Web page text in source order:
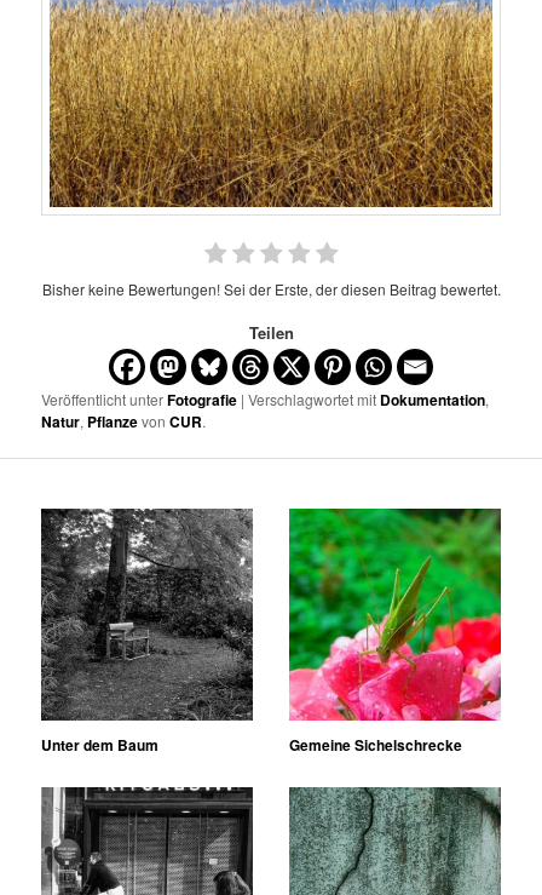
Bisher keine Bewertungen! Sei der Erste, der diesen Beitrag bewertet.
Teilen
Veröffentlicht unterFotografie | Verschlagwortet mit Dokumentation,
Natur, PflanzevonCUR.
Unter dem Baum Gemeine Sichelschrecke